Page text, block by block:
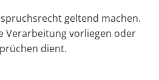
geltend machen.
Verarbeitung vorliegen oder
dient.